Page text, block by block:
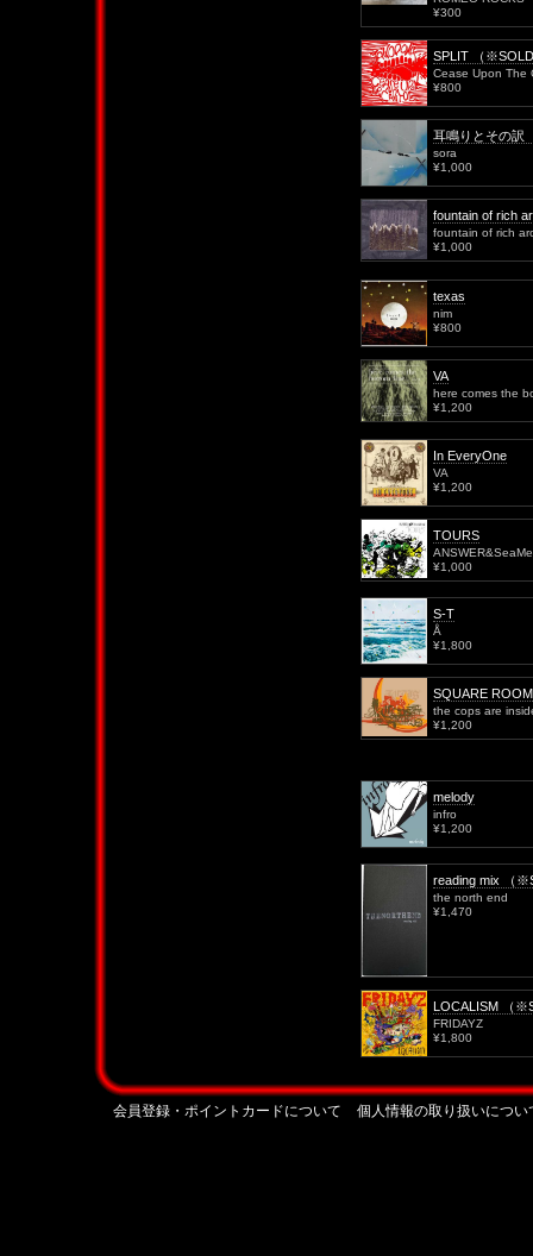
¥300
SPLIT （
Cease Upon The
¥800
耳鳴りとその訳
sora
¥1,000
fountain of rich
fountain of rich
¥1,000
texas
nim
¥800
VA
here comes the
¥1,200
In EveryOne
VA
¥1,200
TOURS
¥1,000
S-T
Å
¥1,800
SQUARE ROOM
the cops are
¥1,200
melody
infro
¥1,200
reading mix （
the north end
¥1,470
LOCALISM （
FRIDAYZ
¥1,800
会員登録・ポイントカードについて 個人情報の取り扱いについ